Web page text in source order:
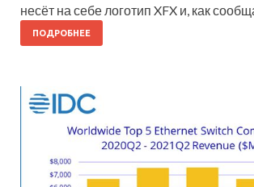
несёт на себе логотип XFX и, как
ПОДРОБНЕЕ